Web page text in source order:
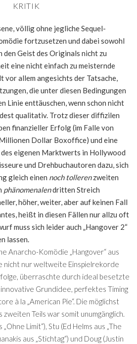
KRITIK
völlig ohne jegliche Sequel-
fortzusetzen und dabei sowohl
den Geist des Originals nicht zu
eine nicht einfach zu meisternde
vor allem angesichts der Tatsache,
die unter diesen Bedingungen
Linie enttäuschen, wenn schon nicht
qualitativ. Trotz dieser diffizilen
finanzieller Erfolg (im Falle von
Millionen Dollar Boxoffice) und eine
eigenen Marktwerts in Hollywood
und Drehbuchautoren dazu, sich
gleich einen noch tollerenzweiten
phänomenalendritten Streich
höher, weiter, aber auf keinen Fall
heißt in diesen Fällen nur allzu oft
muss sich leider auch „Hangover 2“
lassen.
Anarcho-Komödie „Hangover“ aus
nicht nur weltweite Einspielrekorde
überraschte durch ideal besetzte
Grundidee, perfektes Timing
à la „American Pie“. Die möglichst
Teils war somit unumgänglich.
Limit“), Stu (Ed Helms aus „The
aus „Stichtag“) und Doug (Justin